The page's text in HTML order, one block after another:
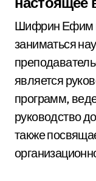
Шифрин Ефим
заниматься
является
программ,
руководство
также